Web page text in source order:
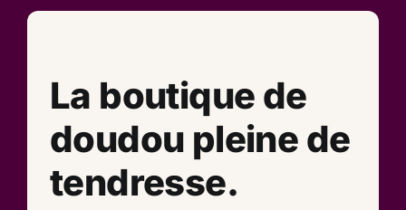
La boutique de
doudou pleine de
tendresse.